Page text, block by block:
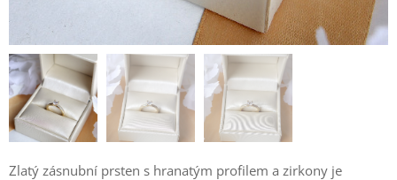
Zlatý zásnubní prsten s hranatým profilem a zirkony je